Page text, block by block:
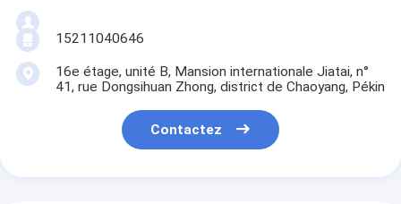
15211040646
16e étage, unité B, Mansion internationale Jiatai, n°
41, rue Dongsihuan Zhong, district de Chaoyang, Pékin
Contactez